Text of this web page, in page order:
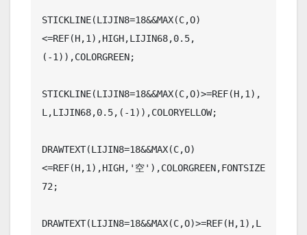
STICKLINE(LIJIN8=18&&MAX(C,O)
<=REF(H,1),HIGH,LIJIN68,0.5,
(-1)),COLORGREEN;
STICKLINE(LIJIN8=18&&MAX(C,O)>=REF(H,1),
L,LIJIN68,0.5,(-1)),COLORYELLOW;
DRAWTEXT(LIJIN8=18&&MAX(C,O)
<=REF(H,1),HIGH,'空'),COLORGREEN,FONTSIZE
72;
DRAWTEXT(LIJIN8=18&&MAX(C,O)>=REF(H,1),L